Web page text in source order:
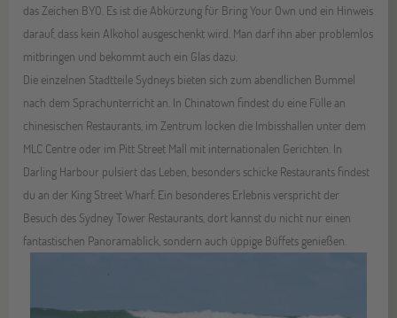
das Zeichen BYO. Es ist die Abkürzung für Bring Your Own und ein Hinweis
darauf, dass kein Alkohol ausgeschenkt wird. Man darf ihn aber problemlos
mitbringen und bekommt auch ein Glas dazu.
Die einzelnen Stadtteile Sydneys bieten sich zum abendlichen Bummel
nach dem Sprachunterricht an. In Chinatown findest du eine Fülle an
chinesischen Restaurants, im Zentrum locken die Imbisshallen unter dem
MLC Centre oder im Pitt Street Mall mit internationalen Gerichten. In
Darling Harbour pulsiert das Leben, besonders schicke Restaurants findest
du an der King Street Wharf. Ein besonderes Erlebnis verspricht der
Besuch des Sydney Tower Restaurants, dort kannst du nicht nur einen
fantastischen Panoramablick, sondern auch üppige Büffets genießen.